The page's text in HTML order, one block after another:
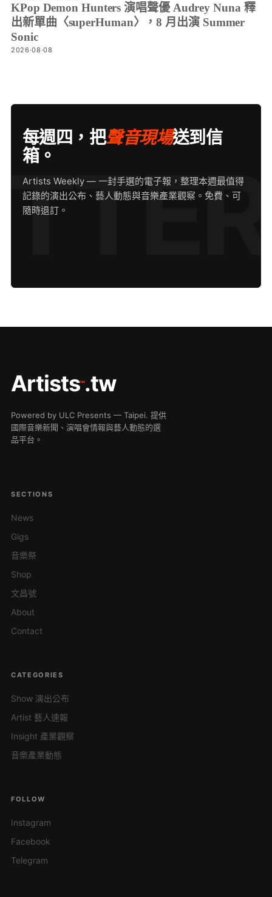
KPop Demon Hunters 演唱聲優 Audrey Nuna 釋
出新單曲〈superHuman〉，8 月出演 Summer
Sonic
2026·08·08
每週四，把聲音現場送到信
箱。
Artists Weekly — 一封手選的電子報，整理本週最值得
記錄的演出公布、藝人動態與音樂產業觀察。免費、可
隨時退訂。
Artists™.tw
Powered by ULC Presents — Taipei. 提供
國際音樂新聞、演唱會情報與藝人動態的選
品平台。
SECTIONS
News
Gigs
音樂祭
Shop
文昌號
About
Contact
CATEGORIES
Show 演出公布
Artist 藝人速報
Insight 產業觀察
音樂產業動態
FOLLOW
Instagram
Facebook
Telegram